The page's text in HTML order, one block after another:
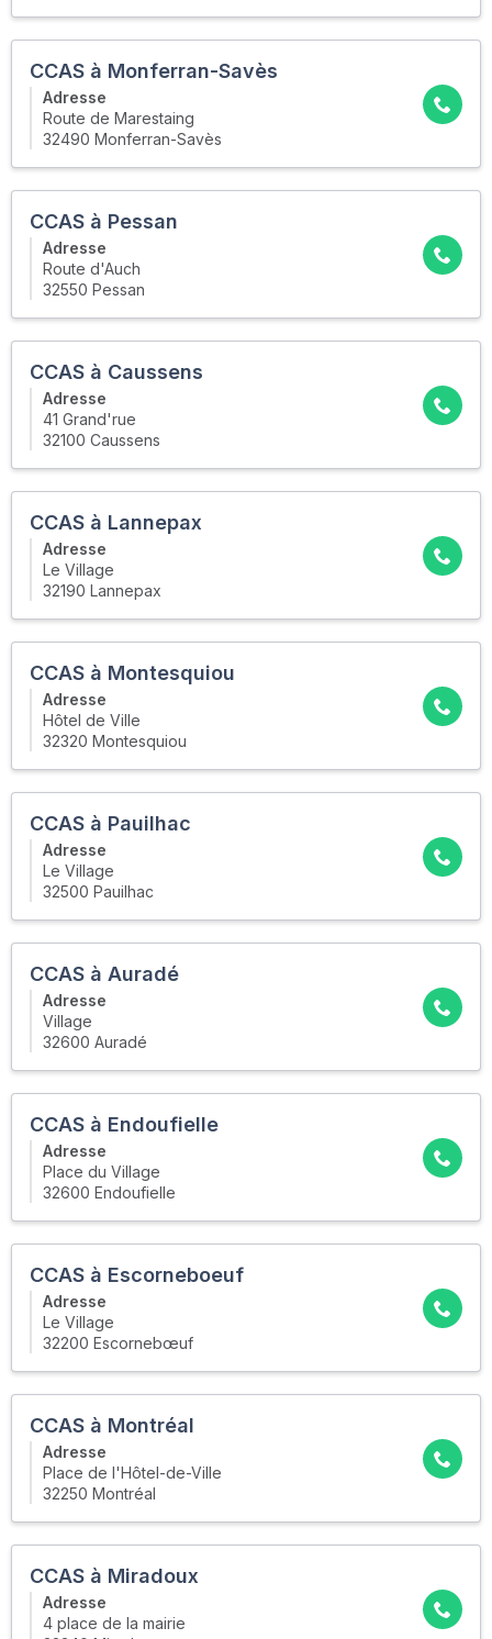
CCAS à Monferran-Savès
Adresse
Route de Marestaing
32490 Monferran-Savès
CCAS à Pessan
Adresse
Route d'Auch
32550 Pessan
CCAS à Caussens
Adresse
41 Grand'rue
32100 Caussens
CCAS à Lannepax
Adresse
Le Village
32190 Lannepax
CCAS à Montesquiou
Adresse
Hôtel de Ville
32320 Montesquiou
CCAS à Pauilhac
Adresse
Le Village
32500 Pauilhac
CCAS à Auradé
Adresse
Village
32600 Auradé
CCAS à Endoufielle
Adresse
Place du Village
32600 Endoufielle
CCAS à Escorneboeuf
Adresse
Le Village
32200 Escornebœuf
CCAS à Montréal
Adresse
Place de l'Hôtel-de-Ville
32250 Montréal
CCAS à Miradoux
Adresse
4 place de la mairie